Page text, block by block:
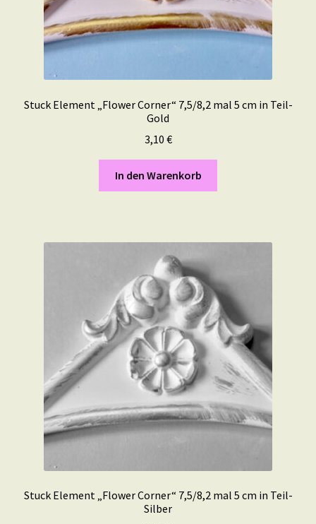
Stuck Element „Flower Corner“ 7,5/8,2 mal 5 cm in Teil-
Gold
3,10 €
In den Warenkorb
Stuck Element „Flower Corner“ 7,5/8,2 mal 5 cm in Teil-
Silber